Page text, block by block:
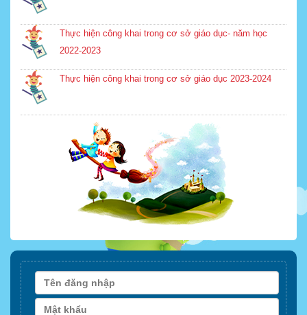
Thực hiện công khai trong cơ sở giáo dục- năm học
2022-2023
Thực hiện công khai trong cơ sở giáo dục 2023-2024